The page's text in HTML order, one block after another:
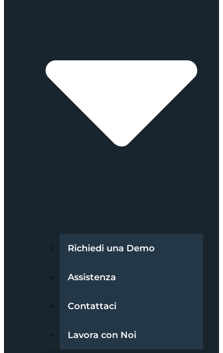
Richiedi una Demo
Assistenza
Contattaci
Lavora con Noi